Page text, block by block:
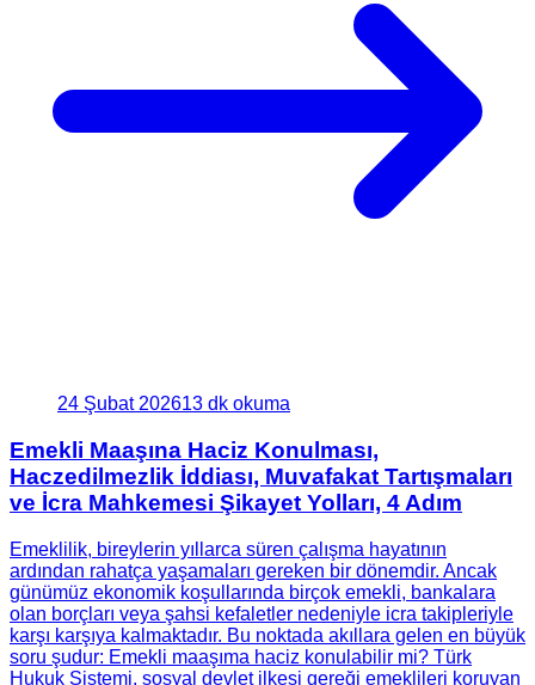
24 Şubat 202613 dk okuma
Emekli Maaşına Haciz Konulması,
Haczedilmezlik İddiası, Muvafakat Tartışmaları
ve İcra Mahkemesi Şikayet Yolları, 4 Adım
Emeklilik, bireylerin yıllarca süren çalışma hayatının
ardından rahatça yaşamaları gereken bir dönemdir. Ancak
günümüz ekonomik koşullarında birçok emekli, bankalara
olan borçları veya şahsi kefaletler nedeniyle icra takipleriyle
karşı karşıya kalmaktadır. Bu noktada akıllara gelen en büyük
soru şudur: Emekli maaşıma haciz konulabilir mi? Türk
Hukuk Sistemi, sosyal devlet ilkesi gereği emeklileri koruyan